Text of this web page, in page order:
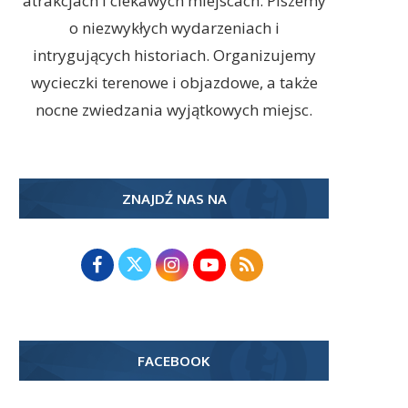
o niezwykłych wydarzeniach i
intrygujących historiach. Organizujemy
wycieczki terenowe i objazdowe, a także
nocne zwiedzania wyjątkowych miejsc.
ZNAJDŹ NAS NA
FACEBOOK